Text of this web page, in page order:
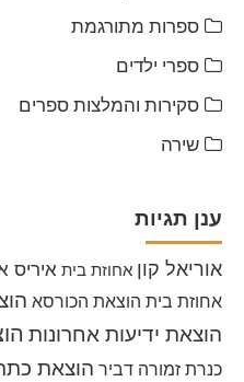
ספרות מתורגמת
ספרי ילדים
סקירות והמלצות ספרים
שירה
ענן תגיות
אוריאל קון אחוזת בית איריס
אחוזת בית הוצאת הכורסא
הוצאת ידיעות אחרונות
כנרת זמורה דביר הוצאת